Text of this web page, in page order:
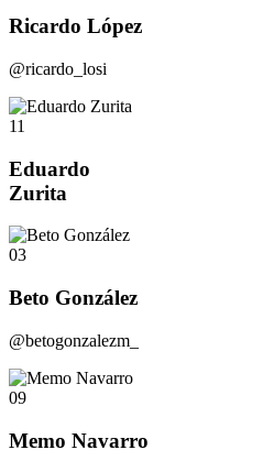
Ricardo López
@ricardo_losi
11
Eduardo
Zurita
03
Beto González
@betogonzalezm_
09
Memo Navarro